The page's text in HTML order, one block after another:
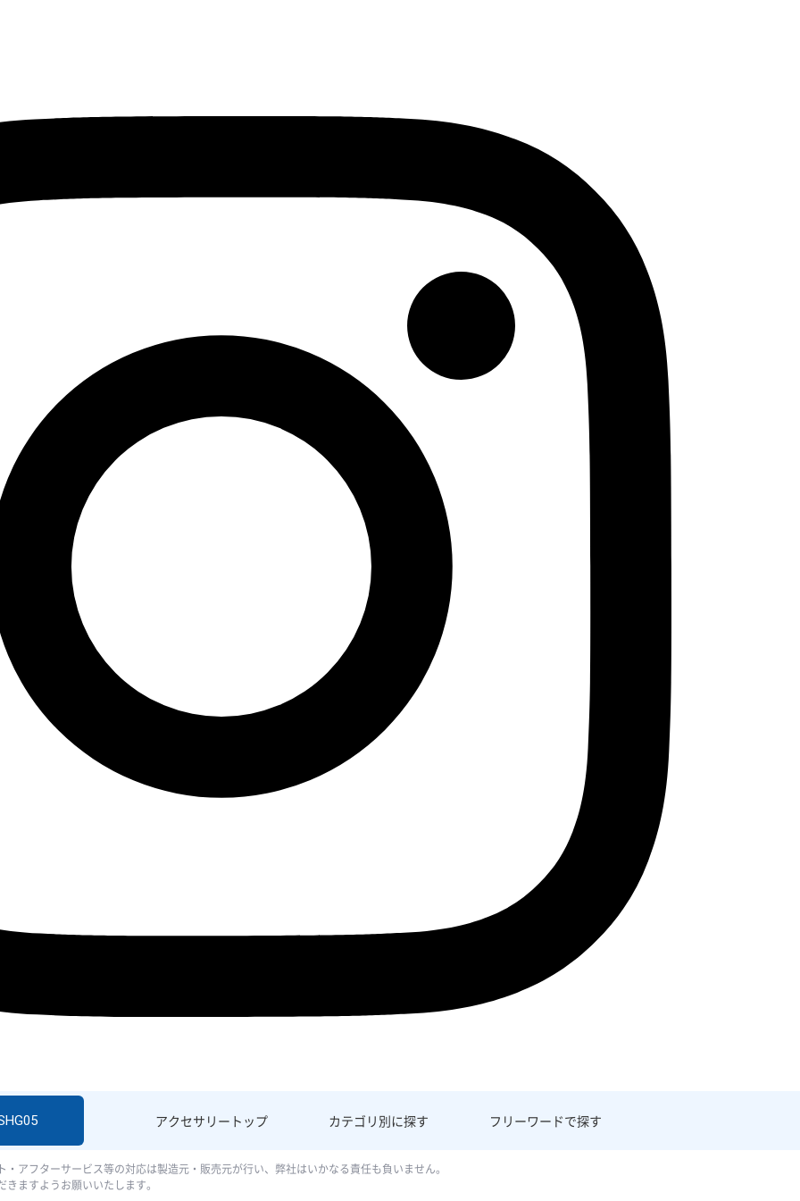
アクセサリー トップ カテゴリ別に探す フリーワードで探す
アフターサービス等の対応は製造元・販売元が行い、弊社はいかなる責任も負いません。
ますようお願いいたします。